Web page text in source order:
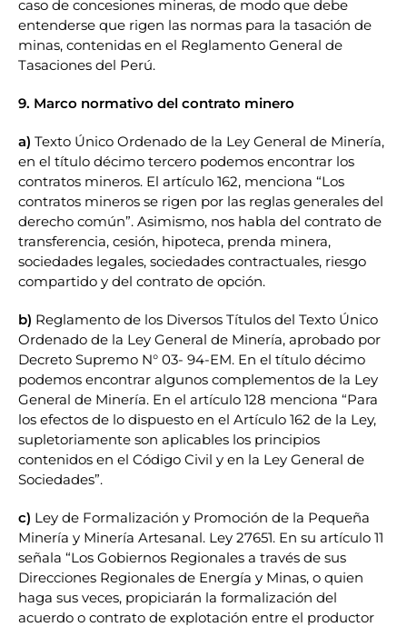
caso de concesiones mineras, de modo que debe
entenderse que rigen las normas para la tasación de
minas, contenidas en el Reglamento General de
Tasaciones del Perú.
9. Marco normativo del contrato minero
a) Texto Único Ordenado de la Ley General de Minería,
en el título décimo tercero podemos encontrar los
contratos mineros. El artículo 162, menciona “Los
contratos mineros se rigen por las reglas generales del
derecho común”. Asimismo, nos habla del contrato de
transferencia, cesión, hipoteca, prenda minera,
sociedades legales, sociedades contractuales, riesgo
compartido y del contrato de opción.
b) Reglamento de los Diversos Títulos del Texto Único
Ordenado de la Ley General de Minería, aprobado por
Decreto Supremo N° 03- 94-EM. En el título décimo
podemos encontrar algunos complementos de la Ley
General de Minería. En el artículo 128 menciona “Para
los efectos de lo dispuesto en el Artículo 162 de la Ley,
supletoriamente son aplicables los principios
contenidos en el Código Civil y en la Ley General de
Sociedades”.
c) Ley de Formalización y Promoción de la Pequeña
Minería y Minería Artesanal. Ley 27651. En su artículo 11
señala “Los Gobiernos Regionales a través de sus
Direcciones Regionales de Energía y Minas, o quien
haga sus veces, propiciarán la formalización del
acuerdo o contrato de explotación entre el productor